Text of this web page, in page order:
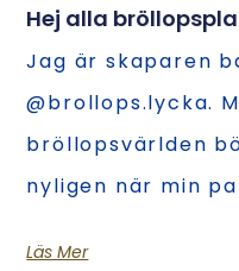
Hej alla
Jag är skaparen
@brollops.lycka.
bröllopsvärlden
nyligen när min
Läs Mer